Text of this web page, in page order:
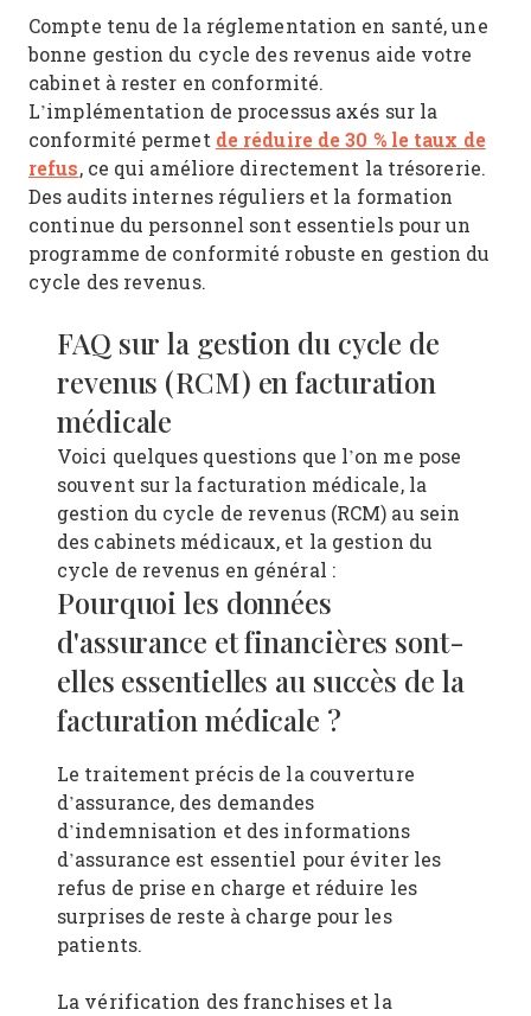
Compte tenu de la réglementation en santé, une
bonne gestion du cycle des revenus aide votre
cabinet à rester en conformité.
L’implémentation de processus axés sur la
conformité permet de réduire de 30 % le taux de
refus, ce qui améliore directement la trésorerie.
Des audits internes réguliers et la formation
continue du personnel sont essentiels pour un
programme de conformité robuste en gestion du
cycle des revenus.
FAQ sur la gestion du cycle de
revenus (RCM) en facturation
médicale
Voici quelques questions que l’on me pose
souvent sur la facturation médicale, la
gestion du cycle de revenus (RCM) au sein
des cabinets médicaux, et la gestion du
cycle de revenus en général :
Pourquoi les données
d'assurance et financières sont-
elles essentielles au succès de la
facturation médicale ?
Le traitement précis de la couverture
d’assurance, des demandes
d’indemnisation et des informations
d’assurance est essentiel pour éviter les
refus de prise en charge et réduire les
surprises de reste à charge pour les
patients.
La vérification des franchises et la